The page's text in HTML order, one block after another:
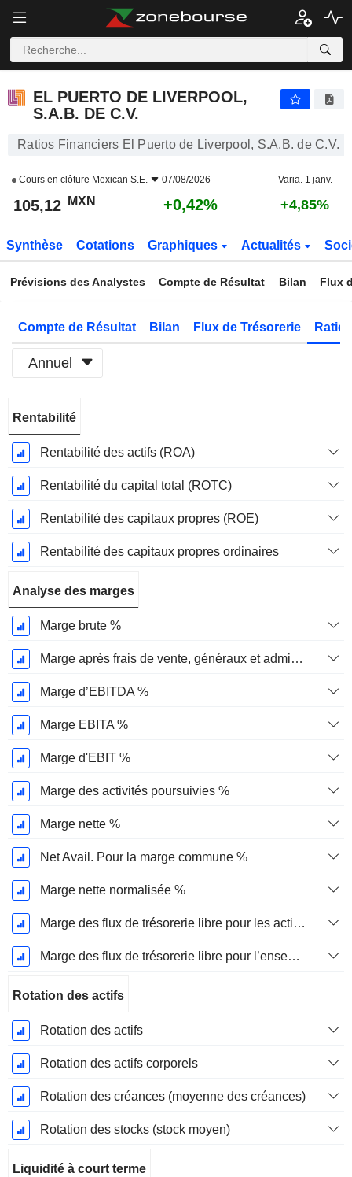
EL PUERTO DE LIVERPOOL,
S.A.B. DE C.V.
Ratios Financiers El Puerto de Liverpool, S.A.B. de C.V.
Cours en clôture Mexican S.E. 07/08/2026 Varia. 1 janv.
105,12 MXN +0,42% +4,85%
Synthèse Cotations Graphiques Actualités
Prévisions des Analystes Compte de Résultat Bilan Flux
Compte de Résultat Bilan Flux de Trésorerie
Annuel
Fiscale:
Décembre
Rentabilité
Rentabilité des actifs (ROA)
Rentabilité du capital total (ROTC)
Rentabilité des capitaux propres (ROE)
Rentabilité des capitaux propres ordinaires
Analyse des marges
Marge brute %
Marge après frais de vente, généraux et administratifs %
Marge d’EBITDA %
Marge EBITA %
Marge d'EBIT %
Marge des activités poursuivies %
Marge nette %
Net Avail. Pour la marge commune %
Marge nette normalisée %
Marge des flux de trésorerie libre pour les actionnaires
Marge des flux de trésorerie libre pour l’ensemble des pourvoyeurs de fonds
Rotation des actifs
Rotation des actifs
Rotation des actifs corporels
Rotation des créances (moyenne des créances)
Rotation des stocks (stock moyen)
Liquidité à court terme